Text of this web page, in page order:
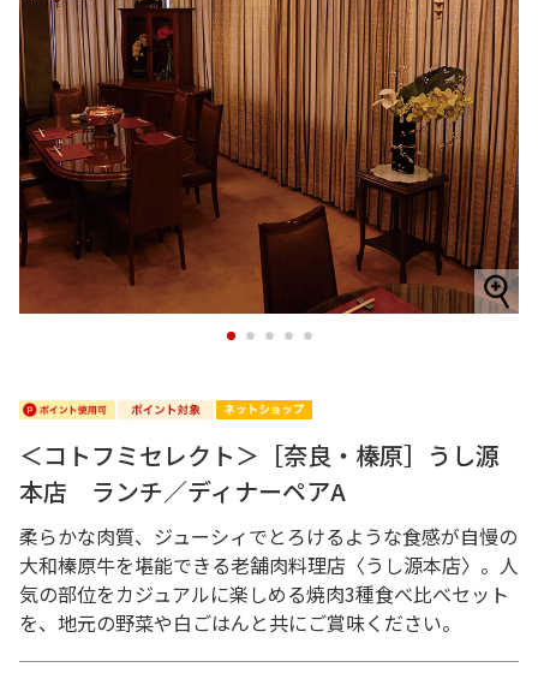
1 2 3 4 5
＜コトフミセレクト＞［奈良・榛原］うし源
本店 ランチ／ディナーペアA
柔らかな肉質、ジューシィでとろけるような食感が自慢の
大和榛原牛を堪能できる老舗肉料理店〈うし源本店〉。人
気の部位をカジュアルに楽しめる焼肉3種食べ比べセット
を、地元の野菜や白ごはんと共にご賞味ください。